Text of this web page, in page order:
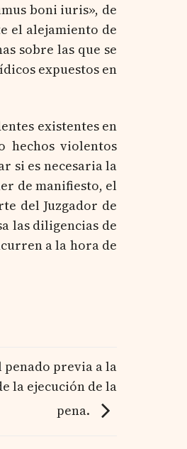
boni iuris», de
el alejamiento de
sobre las que se
expuestos en
existentes en
hechos violentos
si es necesaria la
de manifiesto, el
del Juzgador de
las diligencias de
a la hora de
penado previa a la
la ejecución de la
pena.